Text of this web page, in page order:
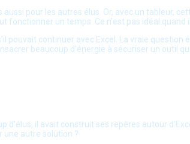
pour les autres élus. Or, avec un tableur,
un temps. Ce n’est pas idéal
pouvait continuer avec Excel. La vraie
beaucoup d’énergie à sécuriser un outil
il avait construit ses repères autour
une autre solution ?